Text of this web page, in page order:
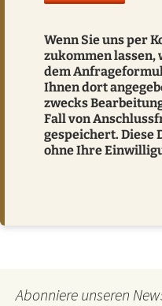
Wenn Sie uns per
zukommen lassen,
dem
Ihnen dort
zwecks
Fall von
gespeichert. Diese
ohne Ihre
Abonniere unseren